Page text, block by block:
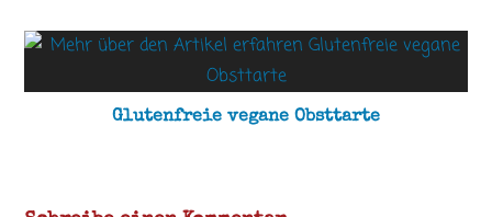
Glutenfreie vegane Obsttarte